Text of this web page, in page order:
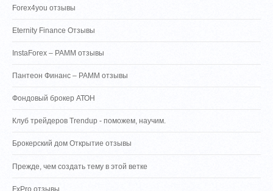
Forex4you отзывы
Eternity Finance Отзывы
InstaForex – PAMM отзывы
Пантеон Финанс – PAMM отзывы
Фондовый брокер АТОН
Клуб трейдеров Trendup - поможем, научим.
Брокерский дом Открытие отзывы
Прежде, чем создать тему в этой ветке
FxPro отзывы